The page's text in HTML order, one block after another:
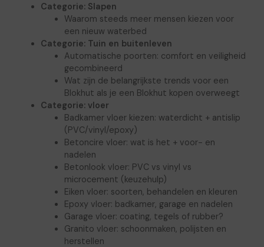
Categorie: Slapen
Waarom steeds meer mensen kiezen voor
een nieuw waterbed
Categorie: Tuin en buitenleven
Automatische poorten: comfort en veiligheid
gecombineerd
Wat zijn de belangrijkste trends voor een
Blokhut als je een Blokhut kopen overweegt
Categorie: vloer
Badkamer vloer kiezen: waterdicht + antislip
(PVC/vinyl/epoxy)
Betoncire vloer: wat is het + voor- en
nadelen
Betonlook vloer: PVC vs vinyl vs
microcement (keuzehulp)
Eiken vloer: soorten, behandelen en kleuren
Epoxy vloer: badkamer, garage en nadelen
Garage vloer: coating, tegels of rubber?
Granito vloer: schoonmaken, polijsten en
herstellen